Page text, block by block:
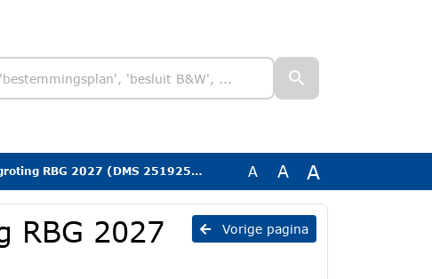
RBG 2027 (DMS 2519253) A A A
Vorige pagina
RBG 2027